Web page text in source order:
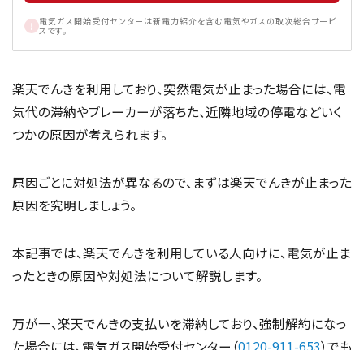
電気ガス開始受付センターは新電力紹介を含む電気やガスの取次総合サービ
スです。
楽天でんきを利用しており、突然電気が止まった場合には、電
気代の滞納やブレーカーが落ちた、近隣地域の停電などいく
つかの原因が考えられます。
原因ごとに対処法が異なるので、まずは楽天でんきが止まった
原因を究明しましょう。
本記事では、楽天でんきを利用している人向けに、電気が止ま
ったときの原因や対処法について解説します。
万が一、楽天でんきの支払いを滞納しており、強制解約になっ
た場合には、電気ガス開始受付センター（0120-911-653）でも